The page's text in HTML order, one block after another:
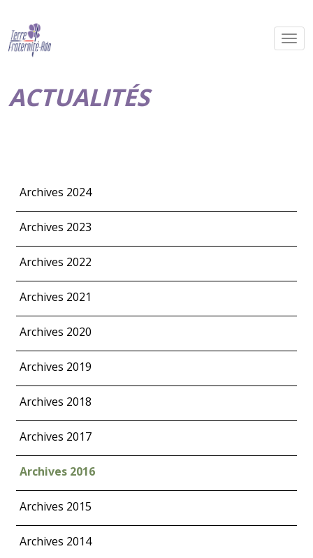
ACTUALITÉS
Archives 2024
Archives 2023
Archives 2022
Archives 2021
Archives 2020
Archives 2019
Archives 2018
Archives 2017
Archives 2016
Archives 2015
Archives 2014